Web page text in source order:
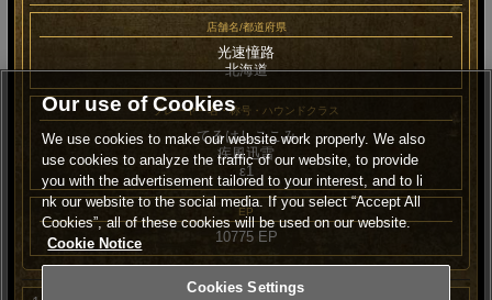
店舗名/都道府県
光速憧路
北海道
プレーヤー名・称号・ハウンドクラス
てるはしここみ
疾風迅雷
ε1
EP
10775 EP
Our use of Cookies
We use cookies to make our website work properly. We also
use cookies to analyze the traffic of our website, to provide
you with the advertisement tailored to your interest, and to li
nk our website to the social media. If you select “Accept All
Cookies”, all of these cookies will be used on our website.
Cookie Notice
Cookies Settings